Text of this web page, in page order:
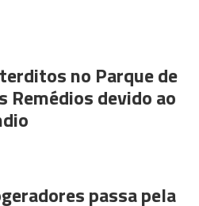
no Parque de
Remédios devido ao
passa pela